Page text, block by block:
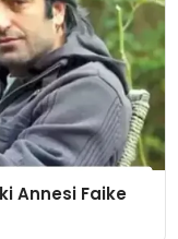
Annesi Faike